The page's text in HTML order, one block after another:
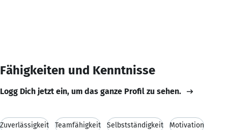
Fähigkeiten und Kenntnisse
Logg Dich jetzt ein, um das ganze Profil zu sehen.
Zuverlässigkeit Teamfähigkeit Selbstständigkeit Motivation